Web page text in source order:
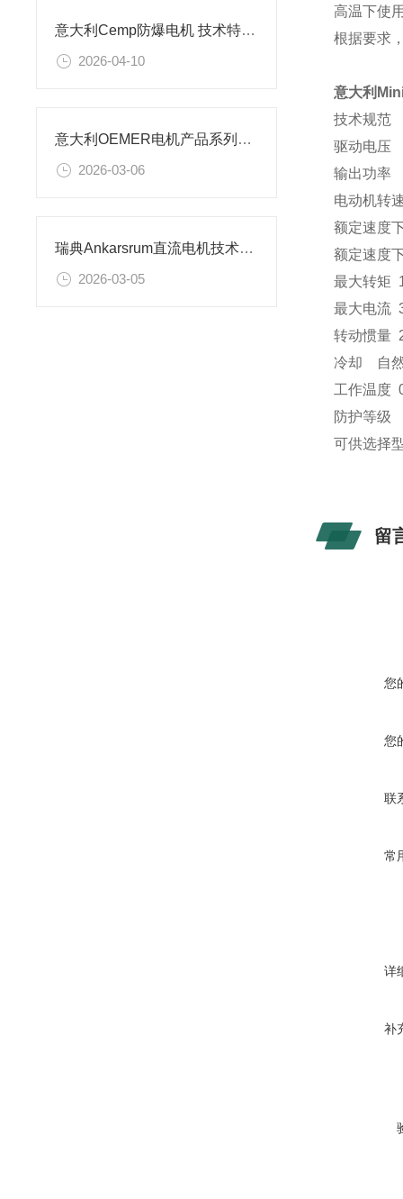
意大利Cemp防爆电机 技术特点及应用场景
2026-04-10
意大利OEMER电机产品系列及应用场景解析
2026-03-06
瑞典Ankarsrum直流电机技术特征及应用场景解析
2026-03-05
高温下使
根据要求
意大利
技术规范
驱动电压
输出功率
电动机转
额定速度
额定速度
最大转矩
最大电流
转动惯量
冷却 自
工作温度
防护等级
可供选择
留
您
您
联
常
详
补